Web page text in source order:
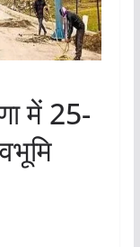
में 25-